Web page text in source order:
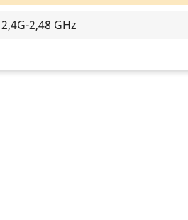
2,4G-2,48 GHz